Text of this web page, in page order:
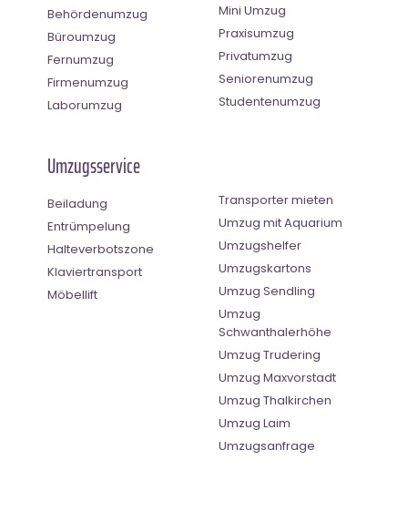
Behördenumzug
Büroumzug
Fernumzug
Firmenumzug
Laborumzug
Mini Umzug
Praxisumzug
Privatumzug
Seniorenumzug
Studentenumzug
Umzugsservice
Beiladung
Entrümpelung
Halteverbotszone
Klaviertransport
Möbellift
Transporter mieten
Umzug mit Aquarium
Umzugshelfer
Umzugskartons
Umzug Sendling
Umzug
Schwanthalerhöhe
Umzug Trudering
Umzug Maxvorstadt
Umzug Thalkirchen
Umzug Laim
Umzugsanfrage